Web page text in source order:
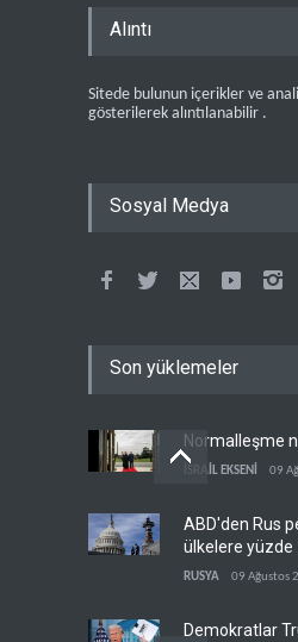
Alıntı
Sitede bulunun içerikler ve
gösterilerek alıntılanabilir .
Sosyal Medya
Son yüklemeler
Normalleşme
İSRAİL EKSENİ 09
ABD'den Rus
ülkelere yüzde
gümrük vergisi
RUSYA 09 Ağustos
Demokratlar